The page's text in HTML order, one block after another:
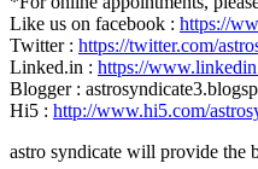
Like us on facebook : https://
Twitter : https://twitter.com/
Linked.in : https://
Blogger :
Hi5 : http://www.hi5.com/
astro syndicate will provide the